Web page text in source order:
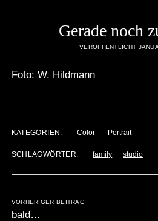
Gerade noch
VERÖFFENTLICHT
Foto: W. Hildmann
KATEGORIEN: Color Portrait
SCHLAGWÖRTER: family studio
VORHERIGER BEITRAG
bald…